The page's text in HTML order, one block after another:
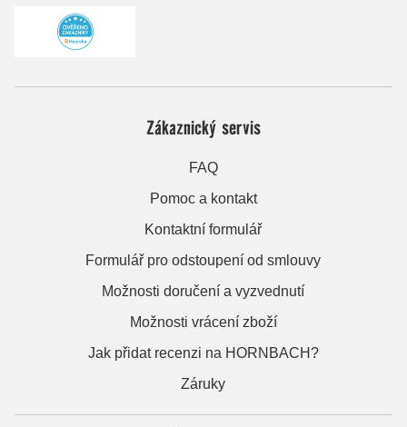
Zákaznický servis
FAQ
Pomoc a kontakt
Kontaktní formulář
Formulář pro odstoupení od smlouvy
Možnosti doručení a vyzvednutí
Možnosti vrácení zboží
Jak přidat recenzi na HORNBACH?
Záruky